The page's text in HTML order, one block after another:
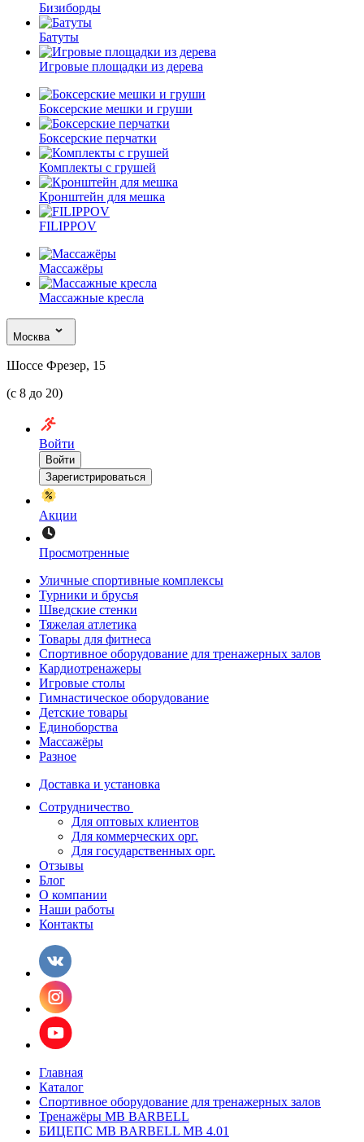
Бизиборды
Батуты
Игровые площадки из дерева
Боксерские мешки и груши
Боксерские перчатки
Комплекты с грушей
Кронштейн для мешка
FILIPPOV
Массажёры
Массажные кресла
Москва
Шоссе Фрезер, 15
(с 8 до 20)
Войти
Войти
Зарегистрироваться
Акции
Просмотренные
Уличные спортивные комплексы
Турники и брусья
Шведские стенки
Тяжелая атлетика
Товары для фитнеса
Спортивное оборудование для тренажерных залов
Кардиотренажеры
Игровые столы
Гимнастическое оборудование
Детские товары
Единоборства
Массажёры
Разное
Доставка и установка
Сотрудничество
Для оптовых клиентов
Для коммерческих орг.
Для государственных орг.
Отзывы
Блог
О компании
Наши работы
Контакты
Главная
Каталог
Спортивное оборудование для тренажерных залов
Тренажёры MB BARBELL
БИЦЕПС MB BARBELL MB 4.01